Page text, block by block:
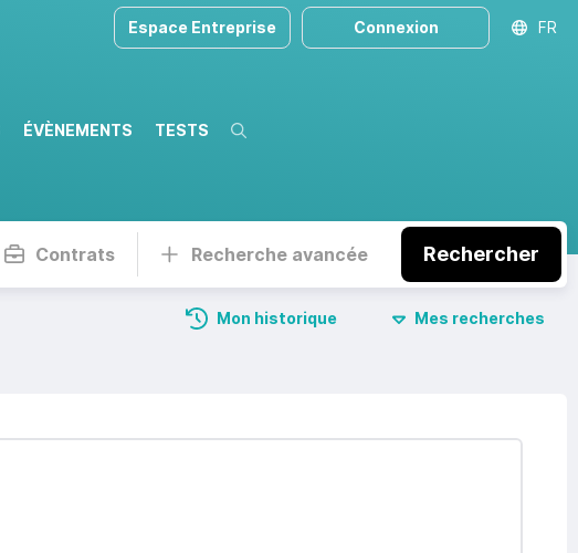
ÉVÈNEMENTS TESTS Recherche
Espace Entreprise Connexion FR
Contrats Recherche avancée Rechercher
Mon historique Mes recherches